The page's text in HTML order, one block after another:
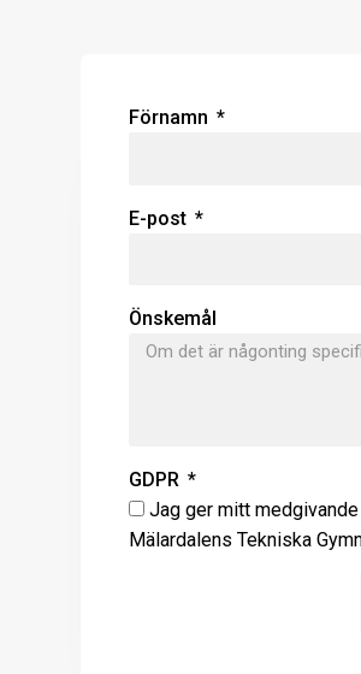
Förnamn
E-post
Önskemål
GDPR
Jag ger mitt
Mälardalens Tekniska